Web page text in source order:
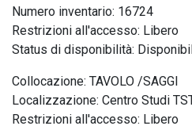
Numero inventario: 16724
Restrizioni all'accesso: Libero
Status di disponibilità:
Collocazione: TAVOLO /SAGGI
Localizzazione: Centro Studi
Restrizioni all'accesso: Libero